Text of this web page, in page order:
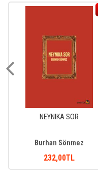
NEYNIKA SOR
Burhan Sönmez
232,00TL